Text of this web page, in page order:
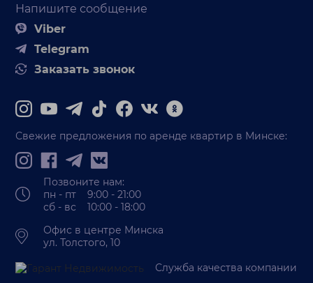
Напишите сообщение
Viber
Telegram
Заказать звонок
Свежие предложения по аренде квартир в Минске:
Позвоните нам:
пн - пт 9:00 - 21:00
сб - вс 10:00 - 18:00
Офис в центре Минска
ул. Толстого, 10
Служба качества компании